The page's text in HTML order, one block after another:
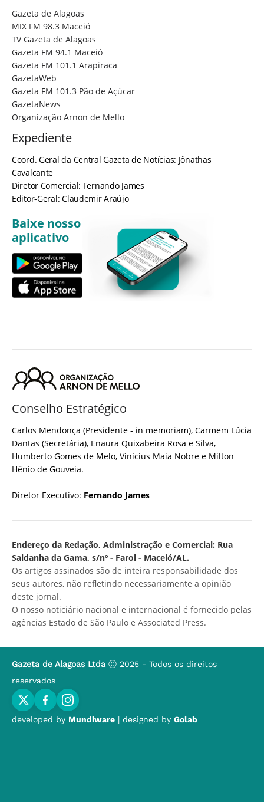
Gazeta de Alagoas
MIX FM 98.3 Maceió
TV Gazeta de Alagoas
Gazeta FM 94.1 Maceió
Gazeta FM 101.1 Arapiraca
GazetaWeb
Gazeta FM 101.3 Pão de Açúcar
GazetaNews
Organização Arnon de Mello
Expediente
Coord. Geral da Central Gazeta de Notícias: Jônathas
Cavalcante
Diretor Comercial: Fernando James
Editor-Geral: Claudemir Araújo
Baixe nosso
aplicativo
Conselho Estratégico
Carlos Mendonça (Presidente - in memoriam), Carmem Lúcia
Dantas (Secretária), Enaura Quixabeira Rosa e Silva,
Humberto Gomes de Melo, Vinícius Maia Nobre e Milton
Hênio de Gouveia.
Diretor Executivo: Fernando James
Endereço da Redação, Administração e Comercial: Rua
Saldanha da Gama, s/nº - Farol - Maceió/AL.
Os artigos assinados são de inteira responsabilidade dos
seus autores, não refletindo necessariamente a opinião
deste jornal.
O nosso noticiário nacional e internacional é fornecido pelas
agências Estado de São Paulo e Associated Press.
Gazeta de Alagoas Ltda Ⓒ 2025 - Todos os direitos
reservados
developed by Mundiware | designed by Golab